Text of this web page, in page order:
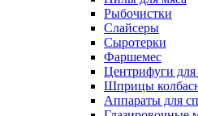
Рыбочистки
Слайсеры
Сыротерки
Фаршемес
Центрифуги для
Шприцы
Аппараты для